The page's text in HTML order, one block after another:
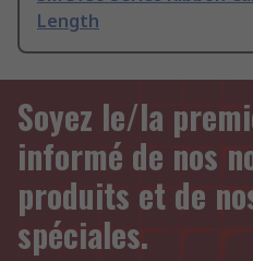
Length
Soyez le/la
informé de nos
produits et de
spéciales.